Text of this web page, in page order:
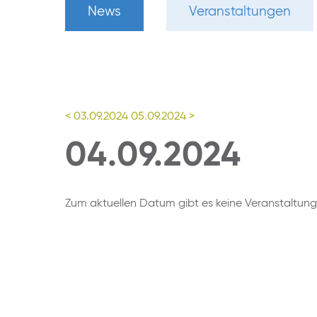
News Veranstaltungen
< 03.09.2024 05.09.2024 >
04.09.2024
Zum aktuellen Datum gibt es keine